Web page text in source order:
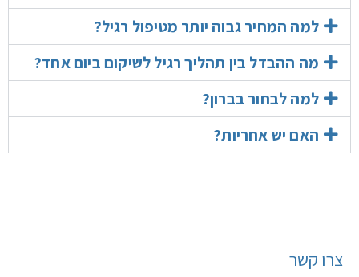
למה המחיר גבוה יותר מטיפול רגיל?
מה ההבדל בין תהליך רגיל לשיקום ביום אחד?
למה לבחור בברון?
האם יש אחריות?
צרו קשר